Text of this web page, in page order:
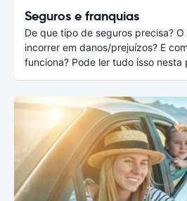
Seguros e franquias
De que tipo de seguros precisa?
incorrer em danos/prejuízos? E
funciona? Pode ler tudo isso nesta